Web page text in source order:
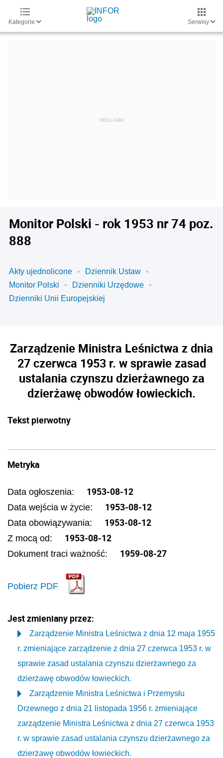
Kategorie Serwisy
Monitor Polski - rok 1953 nr 74 poz.
888
Akty ujednolicone
Dziennik Ustaw
Monitor Polski
Dzienniki Urzędowe
Dzienniki Unii Europejskiej
Zarządzenie Ministra Leśnictwa z dnia
27 czerwca 1953 r. w sprawie zasad
ustalania czynszu dzierżawnego za
dzierżawę obwodów łowieckich.
Tekst pierwotny
Metryka
Data ogłoszenia: 1953-08-12
Data wejścia w życie: 1953-08-12
Data obowiązywania: 1953-08-12
Z mocą od: 1953-08-12
Dokument traci ważność: 1959-08-27
Pobierz PDF
Jest zmieniany przez:
Zarządzenie Ministra Leśnictwa z dnia 12 maja 1955
r. zmieniające zarządzenie z dnia 27 czerwca 1953 r. w
sprawie zasad ustalania czynszu dzierżawnego za
dzierżawę obwodów łowieckich.
Zarządzenie Ministra Leśnictwa i Przemysłu
Drzewnego z dnia 21 listopada 1956 r. zmieniające
zarządzenie Ministra Leśnictwa z dnia 27 czerwca 1953
r. w sprawie zasad ustalania czynszu dzierżawnego za
dzierżawę obwodów łowieckich.